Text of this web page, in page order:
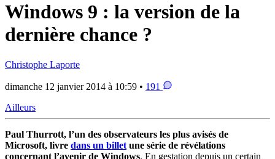
Windows 9 : la version de la
dernière chance ?
Christophe Laporte
dimanche 12 janvier 2014 à 10:59 • 191
Ailleurs
Paul Thurrott, l’un des observateurs les plus avisés de
Microsoft, livre dans un billet une série de révélations
concernant l’avenir de Windows. En gestation depuis un certain